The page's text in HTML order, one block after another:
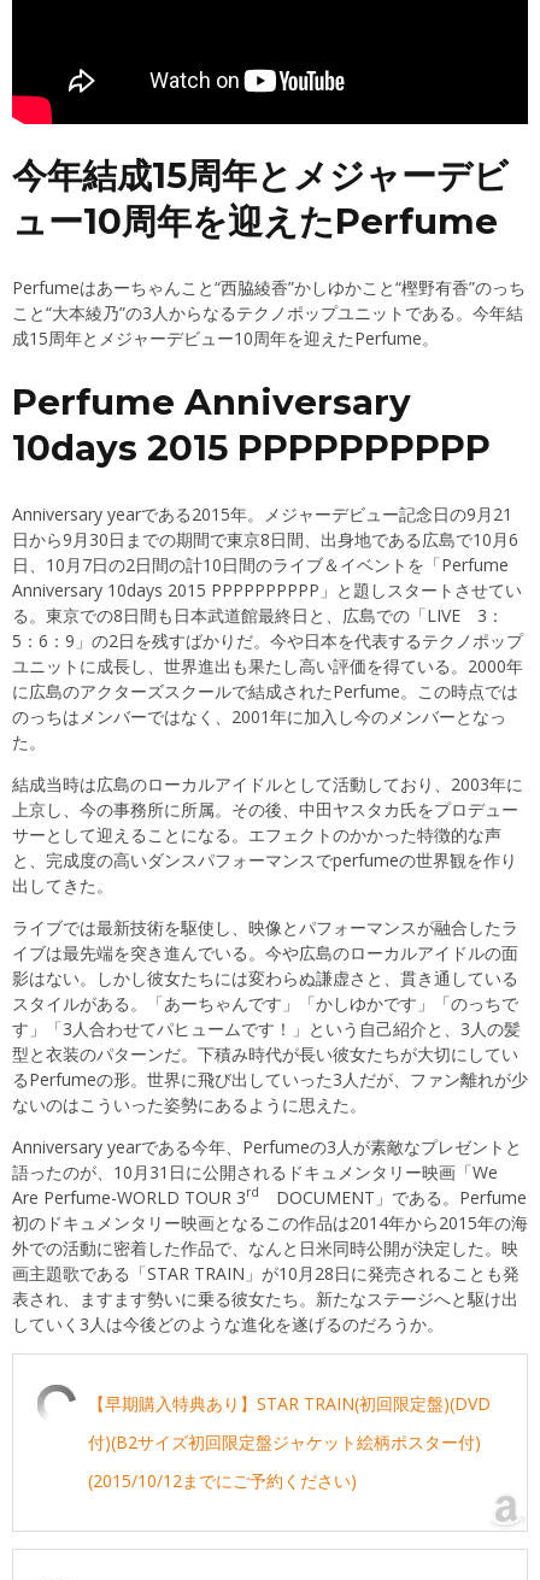
今年結成15周年とメジャーデビ
ュー10周年を迎えたPerfume
Perfumeはあーちゃんこと“西脇綾香”かしゆかこと“樫野有香”のっち
こと“大本綾乃”の3人からなるテクノポップユニットである。今年結
成15周年とメジャーデビュー10周年を迎えたPerfume。
Perfume Anniversary
10days 2015 PPPPPPPPPP
Anniversary yearである2015年。メジャーデビュー記念日の9月21
日から9月30日までの期間で東京8日間、出身地である広島で10月6
日、10月7日の2日間の計10日間のライブ＆イベントを「Perfume
Anniversary 10days 2015 PPPPPPPPPP」と題しスタートさせてい
る。東京での8日間も日本武道館最終日と、広島での「LIVE 3：
5：6：9」の2日を残すばかりだ。今や日本を代表するテクノポップ
ユニットに成長し、世界進出も果たし高い評価を得ている。2000年
に広島のアクターズスクールで結成されたPerfume。この時点では
のっちはメンバーではなく、2001年に加入し今のメンバーとなっ
た。
結成当時は広島のローカルアイドルとして活動しており、2003年に
上京し、今の事務所に所属。その後、中田ヤスタカ氏をプロデュー
サーとして迎えることになる。エフェクトのかかった特徴的な声
と、完成度の高いダンスパフォーマンスでperfumeの世界観を作り
出してきた。
ライブでは最新技術を駆使し、映像とパフォーマンスが融合したラ
イブは最先端を突き進んでいる。今や広島のローカルアイドルの面
影はない。しかし彼女たちには変わらぬ謙虚さと、貫き通している
スタイルがある。「あーちゃんです」「かしゆかです」「のっちで
す」「3人合わせてパヒュームです！」という自己紹介と、3人の髪
型と衣装のパターンだ。下積み時代が長い彼女たちが大切にしてい
るPerfumeの形。世界に飛び出していった3人だが、ファン離れが少
ないのはこういった姿勢にあるように思えた。
Anniversary yearである今年、Perfumeの3人が素敵なプレゼントと
語ったのが、10月31日に公開されるドキュメンタリー映画「We
Are Perfume-WORLD TOUR 3rd
DOCUMENT」である。Perfume
初のドキュメンタリー映画となるこの作品は2014年から2015年の海
外での活動に密着した作品で、なんと日米同時公開が決定した。映
画主題歌である「STAR TRAIN」が10月28日に発売されることも発
表され、ますます勢いに乗る彼女たち。新たなステージへと駆け出
していく3人は今後どのような進化を遂げるのだろうか。
【早期購入特典あり】STAR TRAIN(初回限定盤)(DVD
付)(B2サイズ初回限定盤ジャケット絵柄ポスター付)
(2015/10/12までにご予約ください)